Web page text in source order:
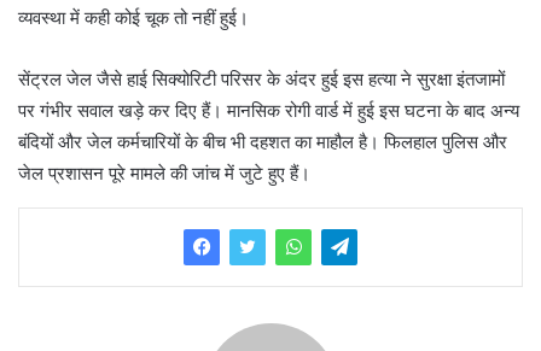
व्यवस्था में कही कोई चूक तो नहीं हुई।
सेंट्रल जेल जैसे हाई सिक्योरिटी परिसर के अंदर हुई इस हत्या ने सुरक्षा इंतजामों
पर गंभीर सवाल खड़े कर दिए हैं। मानसिक रोगी वार्ड में हुई इस घटना के बाद अन्य
बंदियों और जेल कर्मचारियों के बीच भी दहशत का माहौल है। फिलहाल पुलिस और
जेल प्रशासन पूरे मामले की जांच में जुटे हुए हैं।